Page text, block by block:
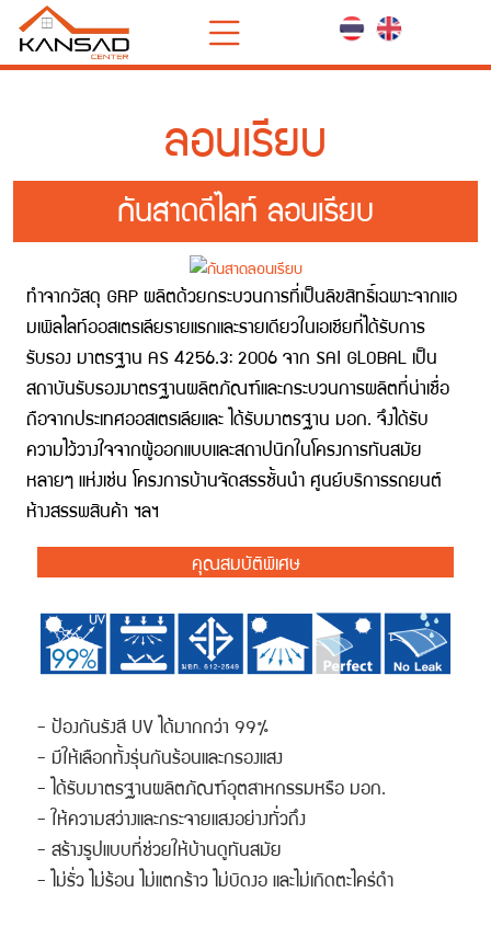
ลอนเรียบ
กันสาดดีไลท์ ลอนเรียบ
ทำจากวัสดุ GRP ผลิตด้วยกระบวนการที่เป็นลิขสิทธิ์เฉพาะจากแอ
มเพิลไลท์ออสเตรเลียรายแรกและรายเดียวในเอเชียที่ได้รับการ
รับรอง มาตรฐาน AS 4256.3: 2006 จาก SAI GLOBAL เป็น
สถาบันรับรองมาตรฐานผลิตภัณฑ์และกระบวนการผลิตที่น่าเชื่อ
ถือจากประเทศออสเตรเลียและ ได้รับมาตรฐาน มอก. จึงได้รับ
ความไว้วางใจจากผู้ออกแบบและสถาปนิกในโครงการทันสมัย
หลายๆ แห่งเช่น โครงการบ้านจัดสรรชั้นนำ ศูนย์บริการรถยนต์
ห้างสรรพสินค้า ฯลฯ
คุณสมบัติพิเศษ
- ป้องกันรังสี UV ได้มากกว่า 99%
- มีให้เลือกทั้งรุ่นกันร้อนและกรองแสง
- ได้รับมาตรฐานผลิตภัณฑ์อุตสาหกรรมหรือ มอก.
- ให้ความสว่างและกระจายแสงอย่างทั่วถึง
- สร้างรูปแบบที่ช่วยให้บ้านดูทันสมัย
- ไม่รั่ว ไม่ร้อน ไม่แตกร้าว ไม่บิดงอ และไม่เกิดตะไคร่ดำ